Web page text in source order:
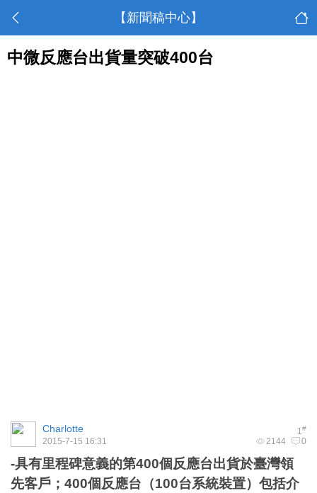
【新聞稿中心】
中微反應台出貨量突破400台
1#
Charlotte
2144 0
2015-7-15 16:31
-具有里程碑意義的第400個反應台出貨於臺灣領
先客戶；400個反應台（100台系統裝置）包括介